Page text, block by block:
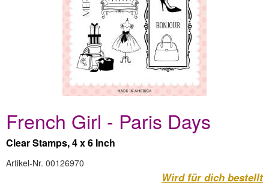
French Girl - Paris Days
Clear Stamps, 4 x 6 Inch
Artikel-Nr. 00126970
Wird für dich bestellt